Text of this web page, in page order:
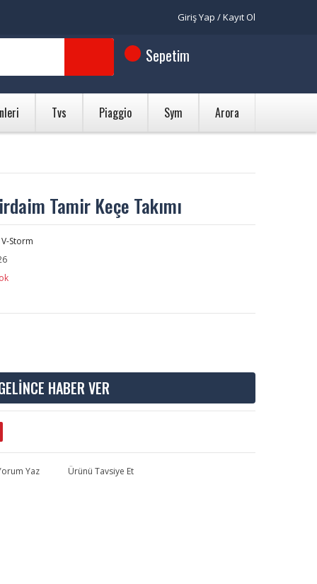
Giriş Yap / Kayıt Ol
Sepetim
Tvs Piaggio Sym Arora
Tamir Keçe Takımı
Storm
HABER VER
Yaz Ürünü Tavsiye Et